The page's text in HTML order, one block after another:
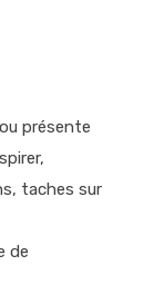
présente
taches sur
de